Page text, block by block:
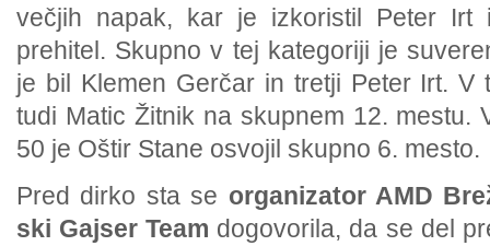
večjih napak, kar je izkoristil Peter
prehitel. Skupno v tej kategoriji je
je bil Klemen Gerčar in tretji Peter Irt. V
tudi Matic Žitnik na skupnem 12. mestu.
50 je Oštir Stane osvojil skupno 6. mesto.
Pred dirko sta se organizator AMD
ski Gajser Team dogovorila, da se del